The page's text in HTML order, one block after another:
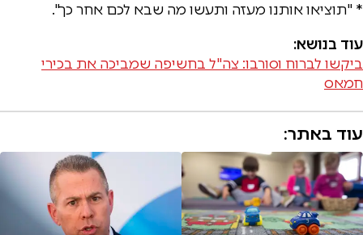
* "תוציאו אותנו מעזה ותעשו מה שבא לכם אחר כך".
עוד בנושא:
ביקשו לברוח וסורבו: צה"ל בחשיפה שמביכה את בכירי
חמאס
עוד באתר: